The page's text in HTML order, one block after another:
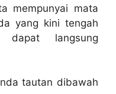
mempunyai mata
yang kini tengah
langsung
tautan dibawah